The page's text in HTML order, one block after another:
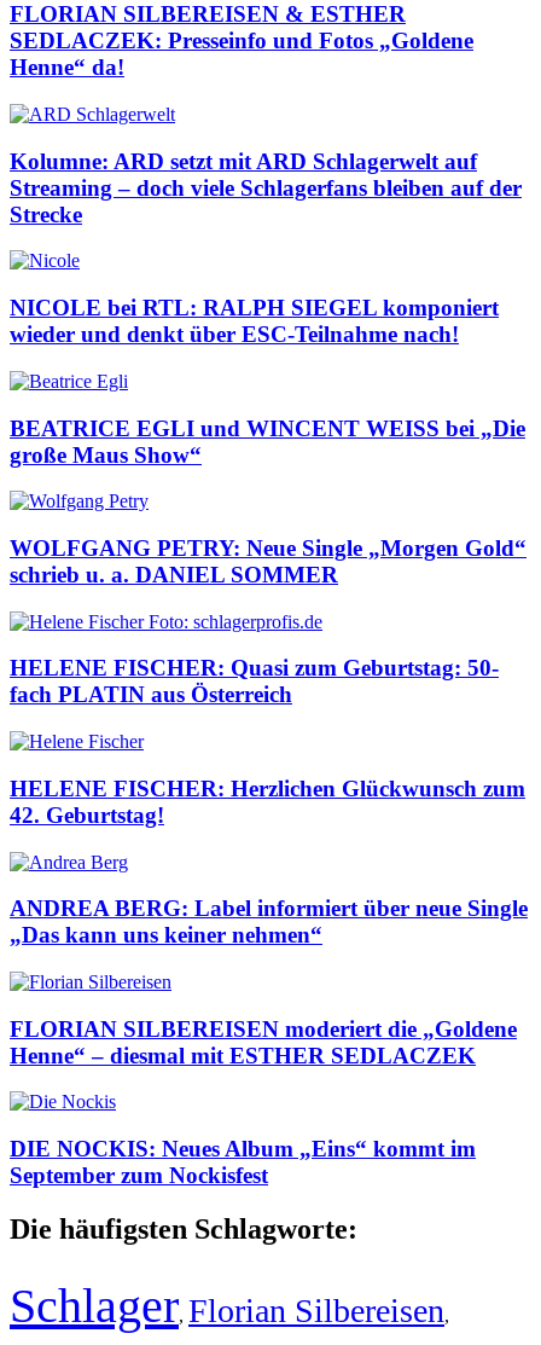
FLORIAN SILBEREISEN & ESTHER
SEDLACZEK: Presseinfo und Fotos „Goldene
Henne“ da!
Kolumne: ARD setzt mit ARD Schlagerwelt auf
Streaming – doch viele Schlagerfans bleiben auf der
Strecke
NICOLE bei RTL: RALPH SIEGEL komponiert
wieder und denkt über ESC-Teilnahme nach!
BEATRICE EGLI und WINCENT WEISS bei „Die
große Maus Show“
WOLFGANG PETRY: Neue Single „Morgen Gold“
schrieb u. a. DANIEL SOMMER
HELENE FISCHER: Quasi zum Geburtstag: 50-
fach PLATIN aus Österreich
HELENE FISCHER: Herzlichen Glückwunsch zum
42. Geburtstag!
ANDREA BERG: Label informiert über neue Single
„Das kann uns keiner nehmen“
FLORIAN SILBEREISEN moderiert die „Goldene
Henne“ – diesmal mit ESTHER SEDLACZEK
DIE NOCKIS: Neues Album „Eins“ kommt im
September zum Nockisfest
Die häufigsten Schlagworte:
Schlager, Florian Silbereisen,